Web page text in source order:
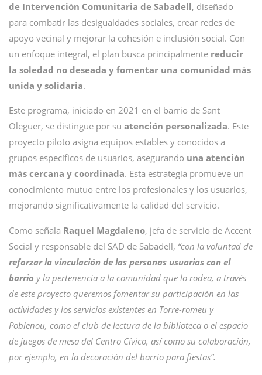
de Intervención Comunitaria de Sabadell, diseñado
para combatir las desigualdades sociales, crear redes de
apoyo vecinal y mejorar la cohesión e inclusión social. Con
un enfoque integral, el plan busca principalmente reducir
la soledad no deseada y fomentar una comunidad más
unida y solidaria.
Este programa, iniciado en 2021 en el barrio de Sant
Oleguer, se distingue por su atención personalizada. Este
proyecto piloto asigna equipos estables y conocidos a
grupos específicos de usuarios, asegurando una atención
más cercana y coordinada. Esta estrategia promueve un
conocimiento mutuo entre los profesionales y los usuarios,
mejorando significativamente la calidad del servicio.
Como señala Raquel Magdaleno, jefa de servicio de Accent
Social y responsable del SAD de Sabadell, “con la voluntad de
reforzar la vinculación de las personas usuarias con el
barrio y la pertenencia a la comunidad que lo rodea, a través
de este proyecto queremos fomentar su participación en las
actividades y los servicios existentes en Torre-romeu y
Poblenou, como el club de lectura de la biblioteca o el espacio
de juegos de mesa del Centro Cívico, así como su colaboración,
por ejemplo, en la decoración del barrio para fiestas”.